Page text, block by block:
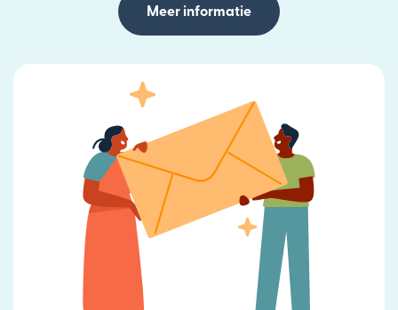
Meer informatie